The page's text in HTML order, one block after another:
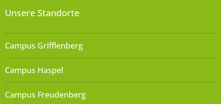
Unsere Standorte
Campus Grifflenberg
Campus Haspel
Campus Freudenberg